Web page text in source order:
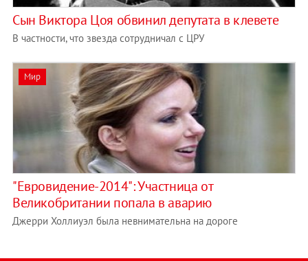
Сын Виктора Цоя обвинил депутата в клевете
В частности, что звезда сотрудничал с ЦРУ
Мир
"Евровидение-2014": Участница от
Великобритании попала в аварию
Джерри Холлиуэл была невнимательна на дороге